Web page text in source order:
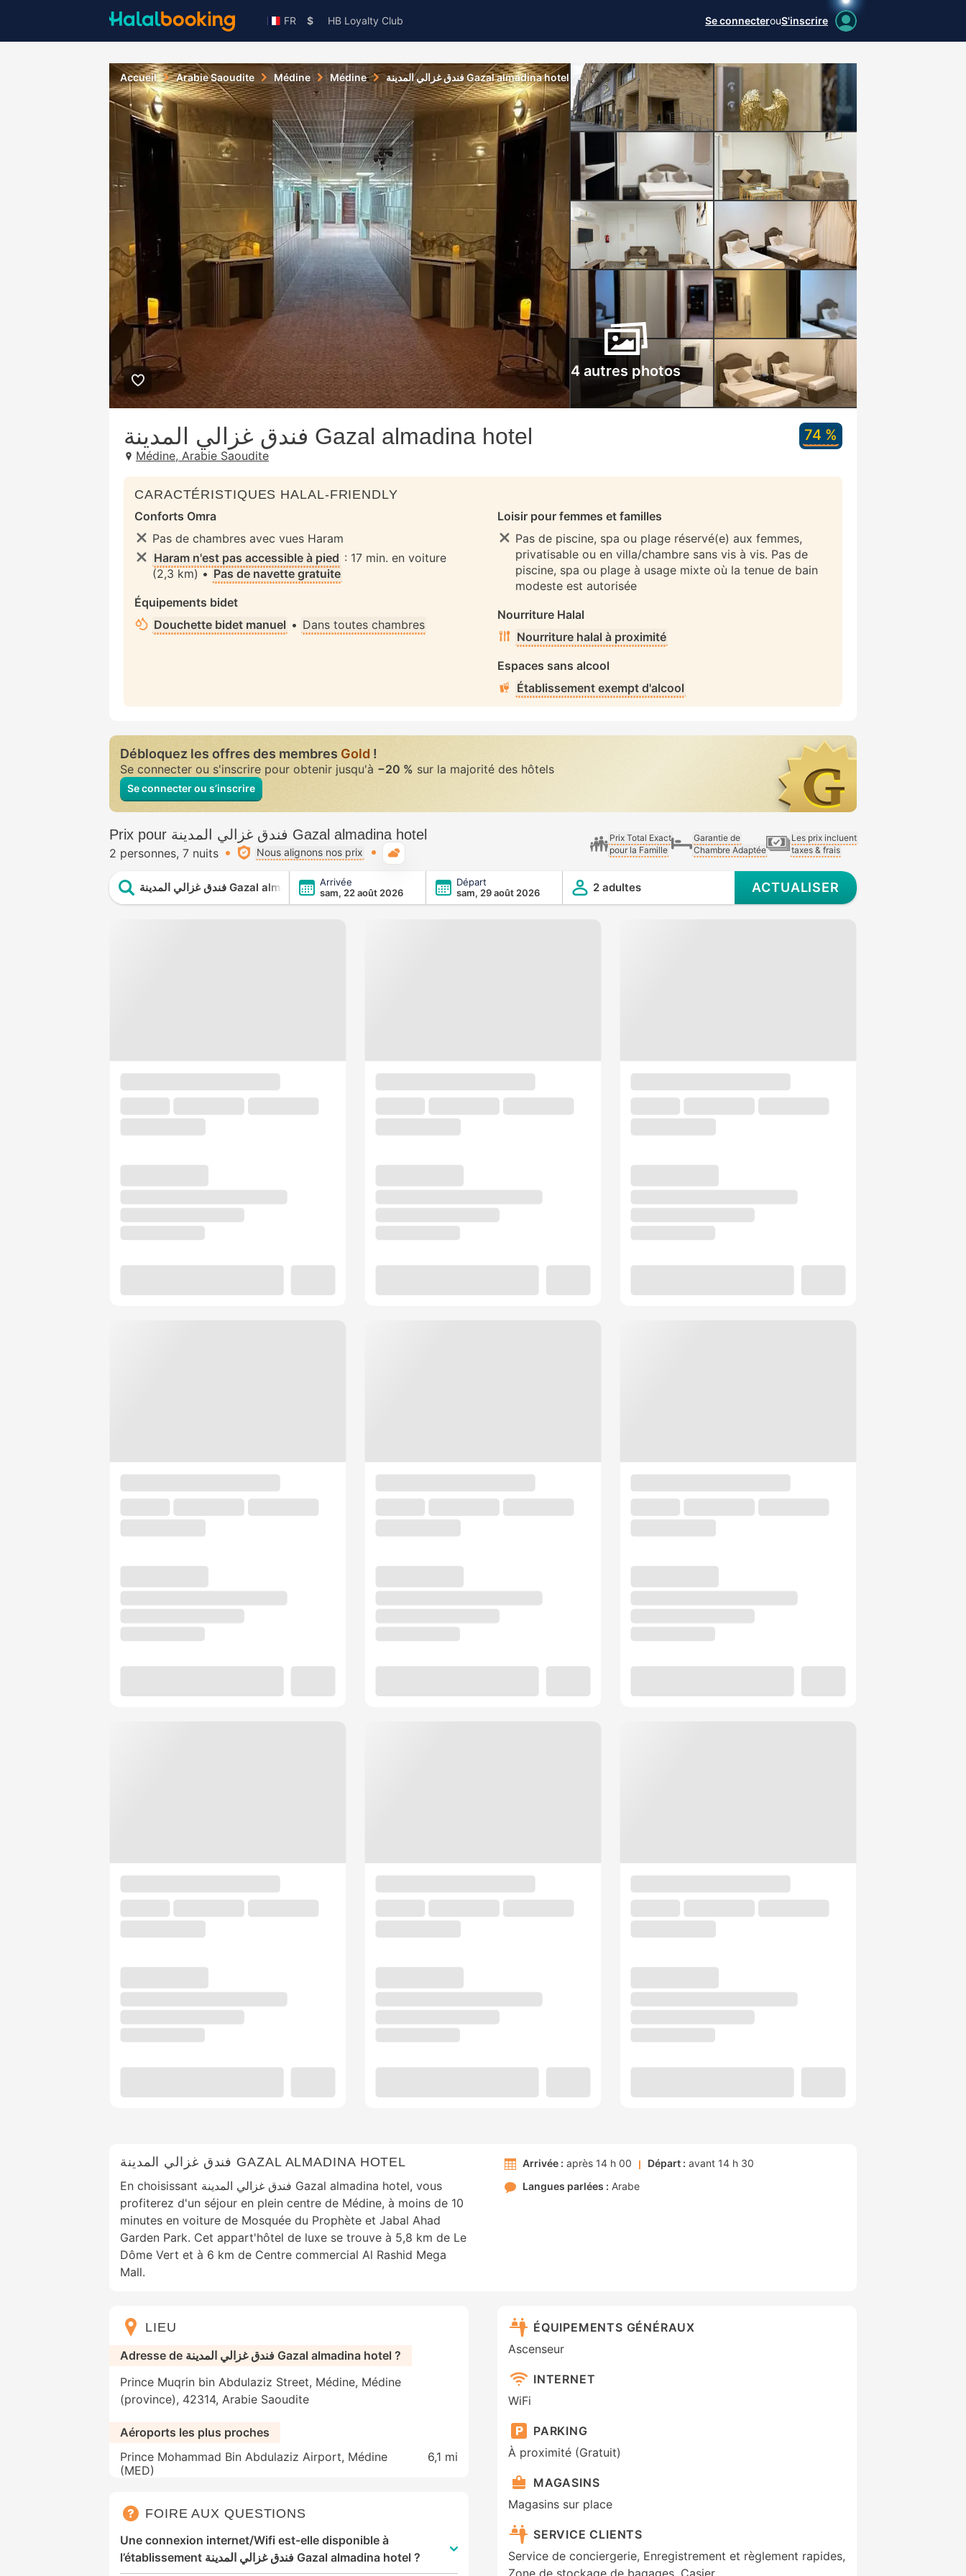
FR $ HB Loyalty Club Se connecterouS'inscrire
Accueil Arabie Saoudite Médine Médine فندق غزالي المدينة Gazal almadina hotel
4 autres photos
فندق غزالي المدينة Gazal almadina hotel
Médine, Arabie Saoudite
74 %
CARACTÉRISTIQUES HALAL-FRIENDLY
Conforts Omra
Pas de chambres avec vues Haram
Haram n'est pas accessible à pied : 17 min. en voiture
(2,3 km) • Pas de navette gratuite
Équipements bidet
Douchette bidet manuel • Dans toutes chambres
Loisir pour femmes et familles
Pas de piscine, spa ou plage réservé(e) aux femmes,
privatisable ou en villa/chambre sans vis à vis. Pas de
piscine, spa ou plage à usage mixte où la tenue de bain
modeste est autorisée
Nourriture Halal
Nourriture halal à proximité
Espaces sans alcool
Établissement exempt d'alcool
Débloquez les offres des membres Gold!
Se connecter ou s'inscrire pour obtenir jusqu'à −20 % sur la majorité des hôtels
Se connecter ou s’inscrire
Prix pour فندق غزالي المدينة Gazal almadina hotel
2 personnes 7 nuits Nous alignons nos prix
Prix Total Exact
pour la Famille
Garantie de
Chambre Adaptée
Les prix incluent
taxes & frais
فندق غزالي المدينة Gazal almadina hotel
Arrivée
sam, 22 août 2026
Départ
sam, 29 août 2026
2 adultes ACTUALISER
فندق غزالي المدينة GAZAL ALMADINA HOTEL
En choisissant فندق غزالي المدينة Gazal almadina hotel, vous
profiterez d'un séjour en plein centre de Médine, à moins de 10
minutes en voiture de Mosquée du Prophète et Jabal Ahad
Garden Park. Cet appart'hôtel de luxe se trouve à 5,8 km de Le
Dôme Vert et à 6 km de Centre commercial Al Rashid Mega
Mall.
Arrivée : après 14 h 00 Départ : avant 14 h 30
Langues parlées : Arabe
LIEU
Adresse de فندق غزالي المدينة Gazal almadina hotel ?
Prince Muqrin bin Abdulaziz Street, Médine, Médine
(province), 42314, Arabie Saoudite
Aéroports les plus proches
Prince Mohammad Bin Abdulaziz Airport, Médine
(MED)
6,1 mi
FOIRE AUX QUESTIONS
Une connexion internet/Wifi est-elle disponible à
l’établissement فندق غزالي المدينة Gazal almadina hotel ?
ÉQUIPEMENTS GÉNÉRAUX
Ascenseur
INTERNET
WiFi
PARKING
À proximité (Gratuit)
MAGASINS
Magasins sur place
SERVICE CLIENTS
Service de conciergerie, Enregistrement et règlement rapides,